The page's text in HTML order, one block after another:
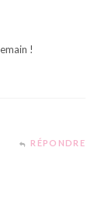
!
RÉPONDRE